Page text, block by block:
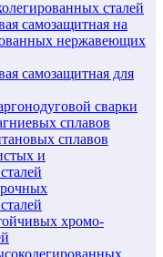
сталей
самозащитная на
нержавеющих
самозащитная для
сварки
сплавов
сплавов
и
хромо-